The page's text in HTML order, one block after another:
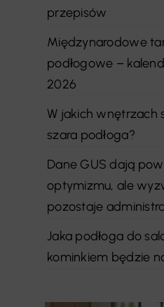
przepisów
Międzynarodowe
podłogowe –
2026
W jakich wnętrzach
szara podłoga?
Dane GUS dają
optymizmu, ale
pozostaje
Jaka podłoga do
kominkiem będzie